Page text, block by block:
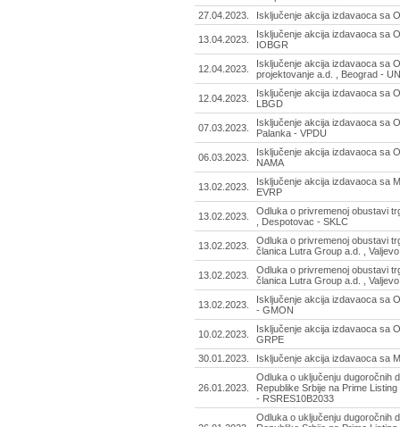
27.04.2023.
Isključenje akcija izdavaoca sa
13.04.2023.
Isključenje akcija izdavaoca sa
IOBGR
12.04.2023.
Isključenje akcija izdavaoca sa
projektovanje a.d. , Beograd -
12.04.2023.
Isključenje akcija izdavaoca sa
LBGD
07.03.2023.
Isključenje akcija izdavaoca sa
Palanka - VPDU
06.03.2023.
Isključenje akcija izdavaoca sa
NAMA
13.02.2023.
Isključenje akcija izdavaoca sa
EVRP
13.02.2023.
Odluka o privremenoj obustavi
, Despotovac - SKLC
13.02.2023.
Odluka o privremenoj obustavi
članica Lutra Group a.d. ,
13.02.2023.
Odluka o privremenoj obustavi
članica Lutra Group a.d. ,
13.02.2023.
Isključenje akcija izdavaoca sa
- GMON
10.02.2023.
Isključenje akcija izdavaoca sa
GRPE
30.01.2023.
Isključenje akcija izdavaoca sa
26.01.2023.
Odluka o uključenju dugoročnih
Republike Srbije na Prime
- RSRES10B2033
Odluka o uključenju dugoročnih